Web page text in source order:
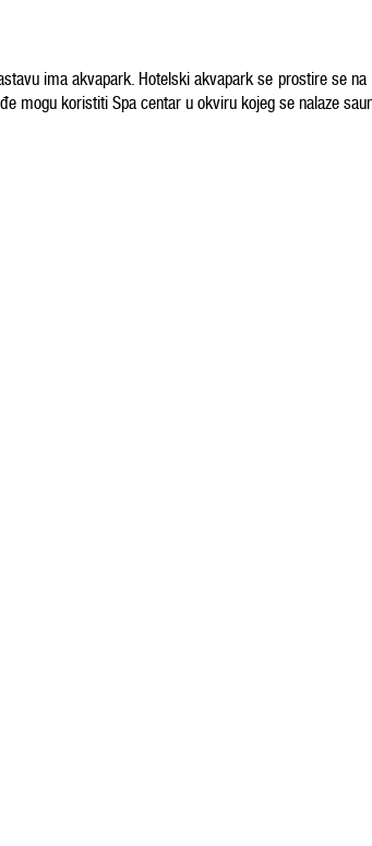
ima akvapark. Hotelski akvapark se prostire se
mogu koristiti Spa centar u okviru kojeg se nalaze